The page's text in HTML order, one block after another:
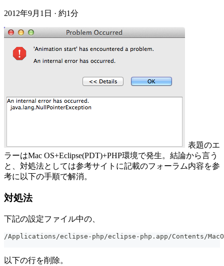
2012年9月1日 · 約1分
表題のエ
ラーはMac OS+Eclipse(PDT)+PHP環境で発生。結論から言う
と、対処法としては参考サイトに記載のフォーラム内容を参
考に以下の手順で解消。
対処法
下記の設定ファイル中の、
/Applications/eclipse-php/eclipse-php.app/Contents/
以下の行を削除。